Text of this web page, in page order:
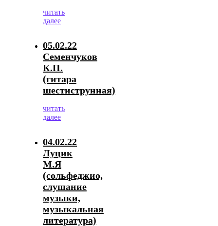
читать
далее
05.02.22
Семенчуков
К.П.
(гитара
шестиструнная)
читать
далее
04.02.22
Луцик
М.Я
(сольфеджио,
слушание
музыки,
музыкальная
литература)